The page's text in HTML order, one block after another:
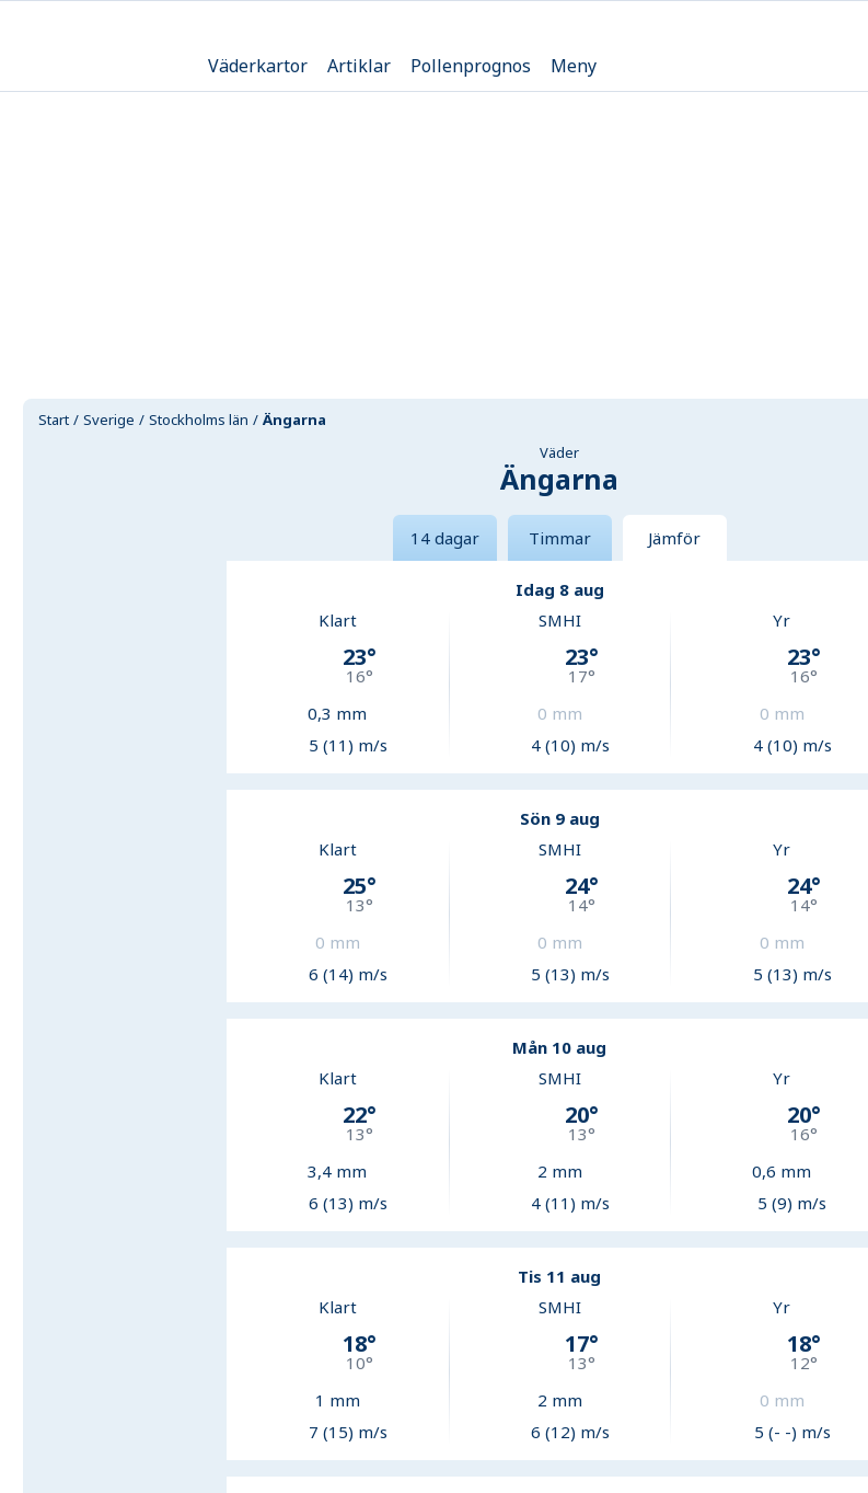
Väderkartor Artiklar Pollenprognos Meny
Start Sverige Stockholms län Ängarna
Väder
Ängarna
14 dagar Timmar Jämför
Idag 8 aug
Klart
23°
16°
0,3 mm
5 (11) m/s
SMHI
23°
17°
0 mm
4 (10) m/s
Yr
23°
16°
0 mm
4 (10) m/s
Sön 9 aug
Klart
25°
13°
0 mm
6 (14) m/s
SMHI
24°
14°
0 mm
5 (13) m/s
Yr
24°
14°
0 mm
5 (13) m/s
Mån 10 aug
Klart
22°
13°
3,4 mm
6 (13) m/s
SMHI
20°
13°
2 mm
4 (11) m/s
Yr
20°
16°
0,6 mm
5 (9) m/s
Tis 11 aug
Klart
18°
10°
1 mm
7 (15) m/s
SMHI
17°
13°
2 mm
6 (12) m/s
Yr
18°
12°
0 mm
5 (- -) m/s